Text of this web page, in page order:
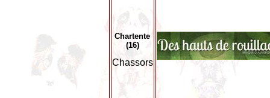
Chartente
(16)
Chassors